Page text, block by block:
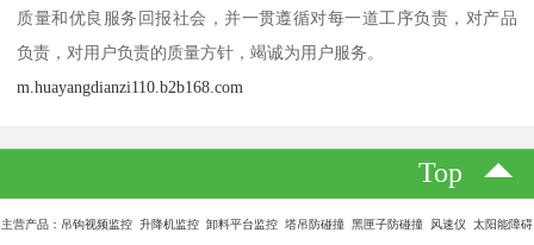
质量和优良服务回报社会，并一贯遵循对每一道工序负责，对产品
负责，对用户负责的质量方针，竭诚为用户服务。
m.huayangdianzi110.b2b168.com
Top
主营产品：吊钩视频监控 升降机监控 卸料平台监控 塔吊防碰撞 黑匣子防碰撞 风速仪 太阳能障碍